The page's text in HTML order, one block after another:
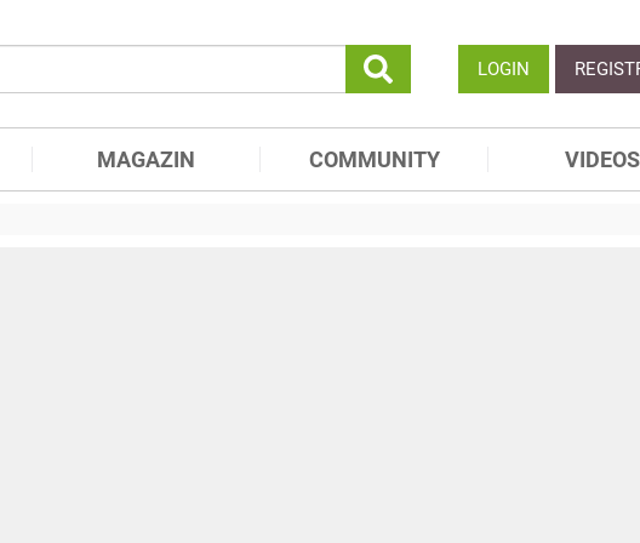
LOGIN
MAGAZIN COMMUNITY VIDEOS